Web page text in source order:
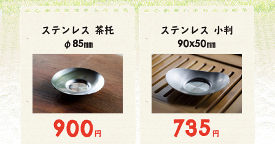
ステンレス 茶托
φ85㎜
900円
ステンレス 小判
90x50㎜
735円